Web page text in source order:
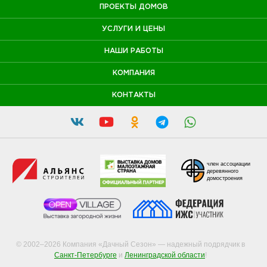
ПРОЕКТЫ ДОМОВ
УСЛУГИ И ЦЕНЫ
НАШИ РАБОТЫ
КОМПАНИЯ
КОНТАКТЫ
© 2002–2026 Компания «Дачный Сезон» — надежный подрядчик в
Санкт-Петербурге и Ленинградской области!
член ассоциации
деревянного
домостроения